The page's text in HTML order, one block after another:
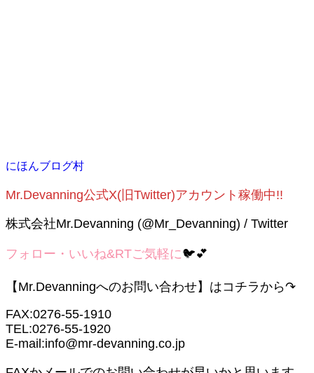
にほんブログ村
Mr.Devanning公式X(旧Twitter)アカウント稼働中!!
株式会社Mr.Devanning (@Mr_Devanning) / Twitter
フォロー・いいね&RTご気軽に🐦💕
【Mr.Devanningへのお問い合わせ】はコチラから↷
FAX:0276-55-1910
TEL:0276-55-1920
E-mail:info@mr-devanning.co.jp